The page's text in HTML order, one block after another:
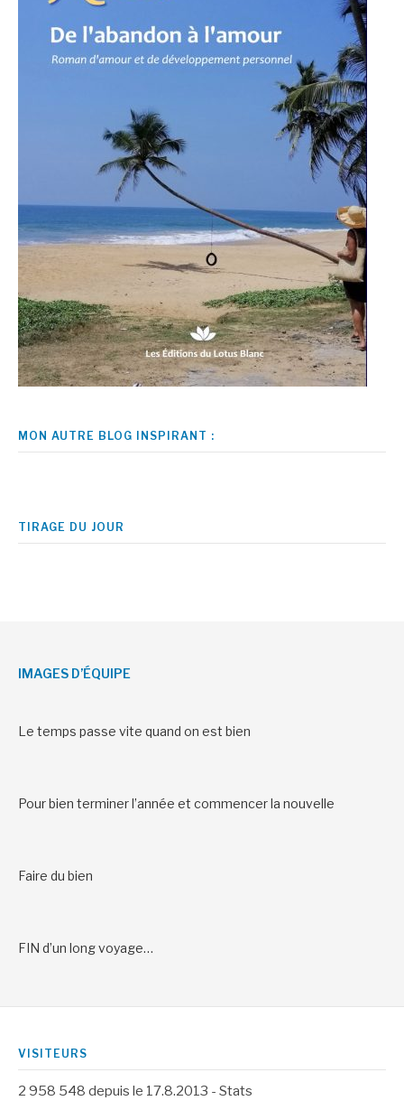
MON AUTRE BLOG INSPIRANT :
TIRAGE DU JOUR
IMAGES D’ÉQUIPE
Le temps passe vite quand on est bien
Pour bien terminer l’année et commencer la nouvelle
Faire du bien
FIN d’un long voyage…
VISITEURS
2 958 548 depuis le 17.8.2013 - Stats